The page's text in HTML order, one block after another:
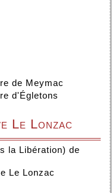
de Meymac
d'Égletons
Le Lonzac
la Libération) de
Le Lonzac